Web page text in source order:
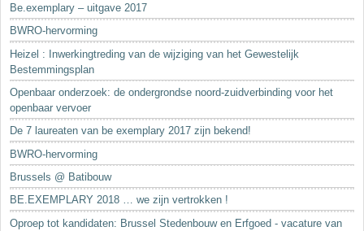
Be.exemplary – uitgave 2017
BWRO-hervorming
Heizel : Inwerkingtreding van de wijziging van het Gewestelijk
Bestemmingsplan
Openbaar onderzoek: de ondergrondse noord-zuidverbinding voor het
openbaar vervoer
De 7 laureaten van be exemplary 2017 zijn bekend!
BWRO-hervorming
Brussels @ Batibouw
BE.EXEMPLARY 2018 … we zijn vertrokken !
Oproep tot kandidaten: Brussel Stedenbouw en Erfgoed - vacature van